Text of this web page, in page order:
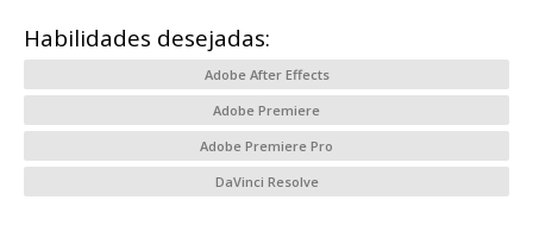
Habilidades desejadas:
Adobe After Effects
Adobe Premiere
Adobe Premiere Pro
DaVinci Resolve